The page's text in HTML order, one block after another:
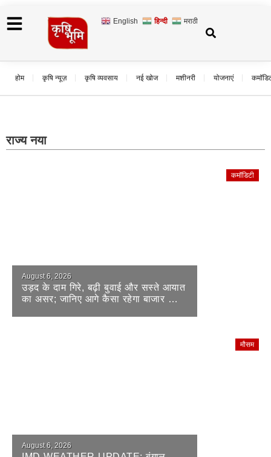
English हिन्दी मराठी
होम कृषि न्यूज़ कृषि व्यवसाय नई खोज मशीनरी योजनाएं
राज्य नया
कमॉडिटी
August 6, 2026
उड़द के दाम गिरे, बढ़ी बुवाई और सस्ते आयात
का असर; जानिए आगे कैसा रहेगा बाजार का
मौसम
August 6, 2026